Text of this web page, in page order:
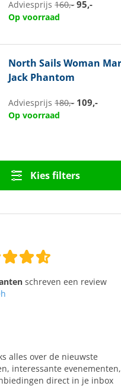
Adviesprijs160,- 95,-
Op voorraad
North SailsWoman
Jack Phantom
Adviesprijs180,- 109,-
Op voorraad
Kies filters
schreven een review
alles over de nieuwste
interessante
direct in je inbox